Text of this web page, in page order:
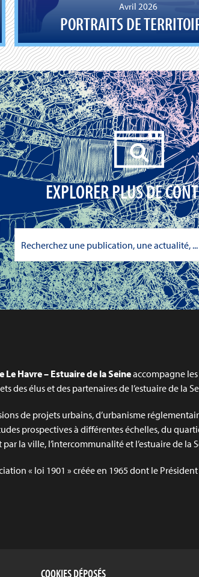
Avril 2026
PORTRAITS DE
EXPLORER PLUS DE
Le Havre – Estuaire de la Seineaccompagne
des élus et des partenaires de l’estuaire de la
de projets urbains, d’urbanisme
prospectives à différentes échelles, du
par la ville, l’intercommunalité et l’estuaire de la
« loi 1901 » créée en 1965 dont le
COOKIES DÉPOSÉS